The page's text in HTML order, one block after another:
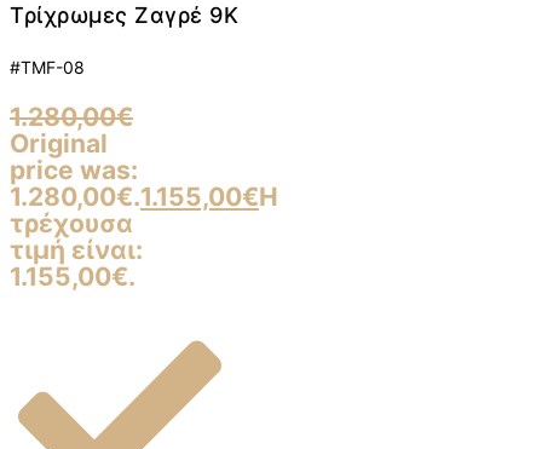
Τρίχρωμες Ζαγρέ 9K
#TMF-08
1.280,00€
Original
price was:
1.280,00€.1.155,00€Η
τρέχουσα
τιμή είναι:
1.155,00€.